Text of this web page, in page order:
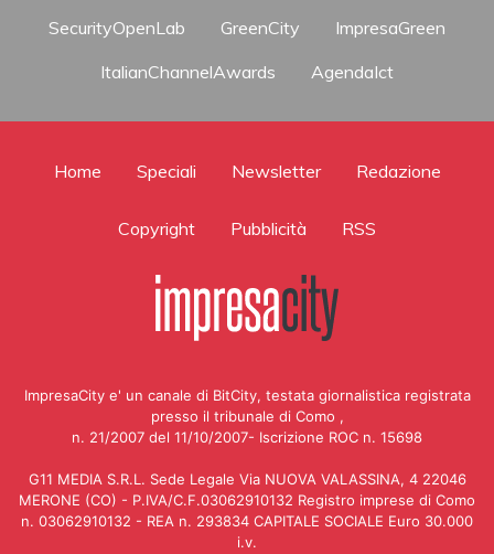
SecurityOpenLab
GreenCity
ImpresaGreen
ItalianChannelAwards
AgendaIct
Home Speciali Newsletter Redazione
Copyright Pubblicità RSS
ImpresaCity e' un canale di BitCity, testata giornalistica registrata
presso il tribunale di Como ,
n. 21/2007 del 11/10/2007- Iscrizione ROC n. 15698
G11 MEDIA S.R.L. Sede Legale Via NUOVA VALASSINA, 4 22046
MERONE (CO) - P.IVA/C.F.03062910132 Registro imprese di Como
n. 03062910132 - REA n. 293834 CAPITALE SOCIALE Euro 30.000
i.v.